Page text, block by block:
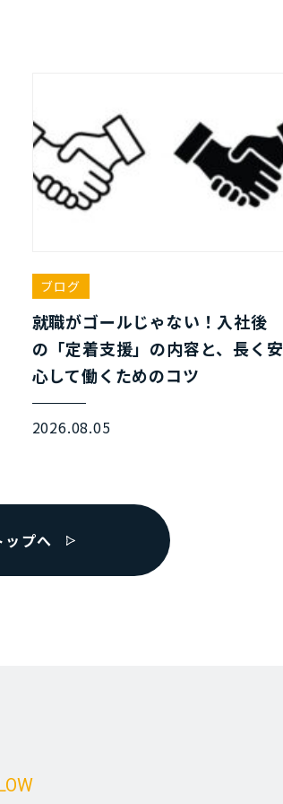
ブログ
就職がゴールじゃない！入社後
の「定着支援」の内容と、長く安
心して働くためのコツ
2026.08.05
ップへ